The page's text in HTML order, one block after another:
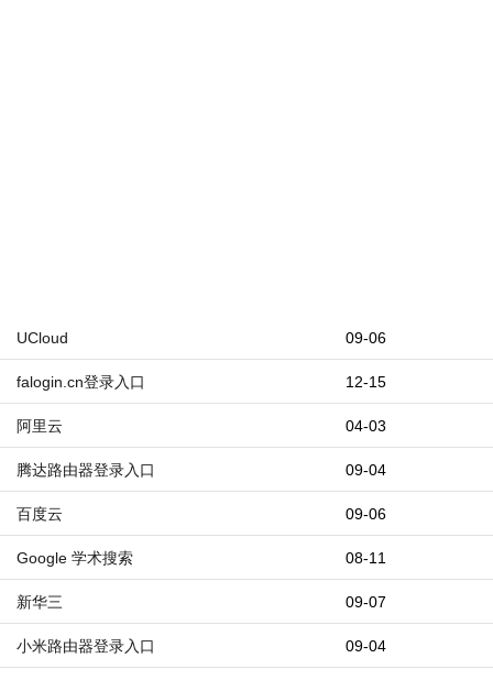
09-06
UCloud
12-15
falogin.cn登录入口
04-03
阿里云
09-04
腾达路由器登录入口
09-06
百度云
08-11
Google 学术搜索
09-07
新华三
09-04
小米路由器登录入口